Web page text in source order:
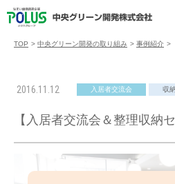
TOP > 中央グリーン開発の取り組み > 事例紹介 >
2016.11.12 入居者交流会 収
【入居者交流会＆整理収納